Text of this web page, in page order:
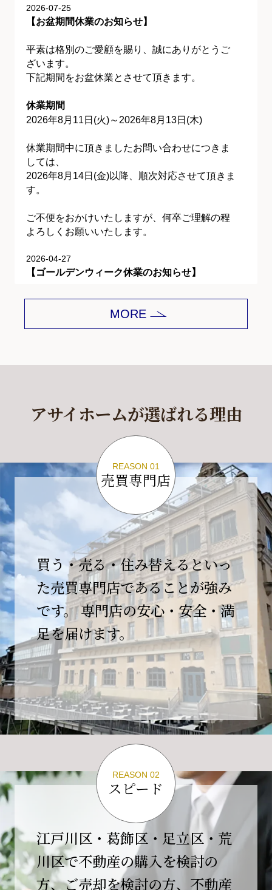
2026-07-25
【お盆期間休業のお知らせ】
平素は格別のご愛顧を賜り、誠にありがとうご
ざいます。
下記期間をお盆休業とさせて頂きます。
休業期間
2026年8月11日(火)～2026年8月13日(木)
休業期間中に頂きましたお問い合わせにつきま
しては、
2026年8月14日(金)以降、順次対応させて頂きま
す。
ご不便をおかけいたしますが、何卒ご理解の程
よろしくお願いいたします。
2026-04-27
【ゴールデンウィーク休業のお知らせ】
平素は格別のご愛顧を賜り、誠にありがとうご
下記期間をゴールデンウィーク休業とさせて頂
休業期間中に頂きましたお問い合わせにつきま
2026年5月7日(木)以降、順次対応させて頂きま
ご不便をおかけいたしますが、何卒ご理解の程
よろしくお願いいたします。
2026-04-17
【臨時休業のお知らせ】
平素より格別のご愛顧を賜り、誠にありがとう
ございます。
誠に勝手ながら、弊社開業10周年イベント開催
の為、
４月２６日(日)は臨時休業とさせていただきま
す。
これもひとえに皆様のご支援の賜物と、心より感謝申し上
げます。
ご不便をおかけしますが、何卒よろしくお願い
いたします。
翌日より通常営業いたします。
【開業10周年のご挨拶】
平素より格別のご高配を賜り、誠にありがとう
ございます。
おかげさまで当社は、2026年2月1日をもちまし
て開業10周年を迎えることができました。
MORE
アサイホームが選ばれる理由
REASON 01
売買専門店
買う・売る・住み替えるといっ
た売買専門店であることが強み
です。 専門店の安心・安全・満
足を届けます。
REASON 02
スピード
江戸川区・葛飾区・足立区・荒
川区で不動産の購入を検討の
方、ご売却を検討の方、不動産